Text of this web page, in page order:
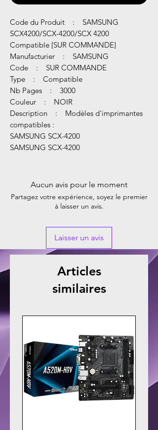
Code du Produit : SAMSUNG
SCX4200/SCX-4200/SCX 4200
Compatible [SUR COMMANDE]
Manufacturier : SAMSUNG
Code : SUR COMMANDE
Type : Compatible
Nb Pages : 3000
Couleur : NOIR
Description : Modèles d'imprimantes
compatibles :
SAMSUNG SCX-4200
SAMSUNG SCX-4200
Aucun avis pour le moment
Partagez votre expérience, soyez le premier
à laisser un avis.
Laisser un avis
Articles
similaires